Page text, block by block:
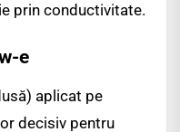
prin conductivitate.
e
aplicat pe
decisiv pentru